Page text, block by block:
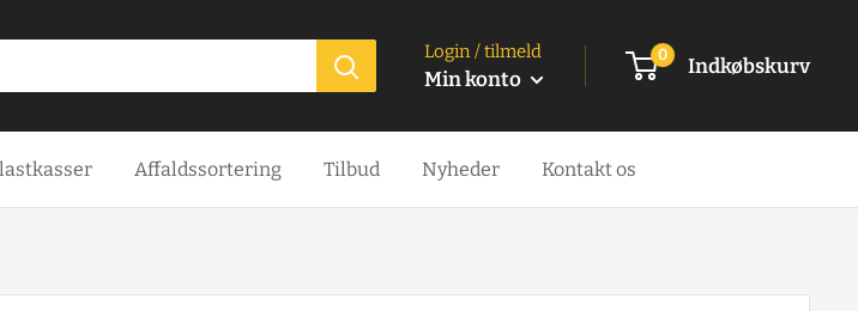
Login / tilmeld
Min konto
0 Indkøbskurv
Affaldssortering Tilbud Nyheder Kontakt os